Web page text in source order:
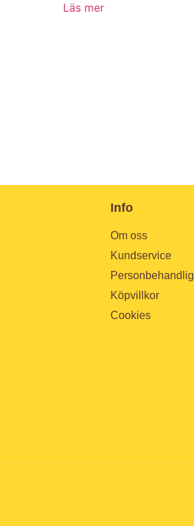
Läs mer
Info
Om oss
Kundservice
Personbehandlig
Köpvillkor
Cookies